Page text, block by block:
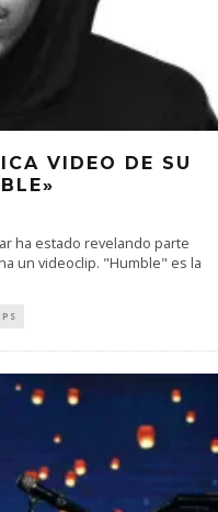
VIDEO DE SU
ha estado revelando parte
un videoclip. "Humble" es la